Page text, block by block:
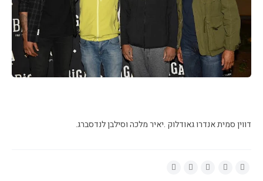
דווין סמית אנדרו גאודלוק .יאיר מלכה וסילבן לנדסברג.